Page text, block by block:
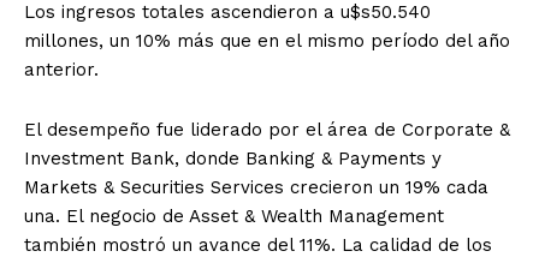
Los ingresos totales ascendieron a u$s50.540
millones, un 10% más que en el mismo período del año
anterior.
El desempeño fue liderado por el área de Corporate &
Investment Bank, donde Banking & Payments y
Markets & Securities Services crecieron un 19% cada
una. El negocio de Asset & Wealth Management
también mostró un avance del 11%. La calidad de los